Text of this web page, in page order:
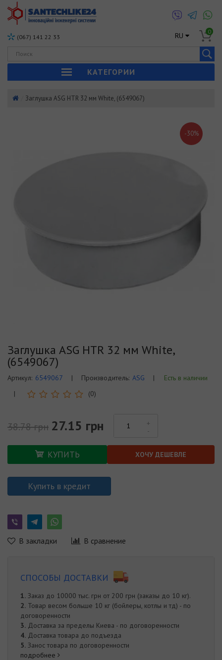
(067) 141 22 33 RU 0
КАТЕГОРИИ
Заглушка ASG HTR 32 мм White, (6549067)
-30%
Заглушка ASG HTR 32 мм White,
(6549067)
Артикул: 6549067 | Производитель: ASG |
Есть в наличии
|
(0)
38.78 грн 27.15 грн
КУПИТЬ ХОЧУ ДЕШЕВЛЕ
Купить в кредит
В закладки В сравнение
СПОСОБЫ ДОСТАВКИ
1. Заказ до 10000 тыс. грн от 200 грн (заказы до 10 кг).
2. Товар весом больше 10 кг (бойлеры, котлы и тд) - по
договоренности
3. Доставка за пределы Киева - по договоренности
4. Доставка товара до подъезда
5. Занос товара по договоренности
подробнее